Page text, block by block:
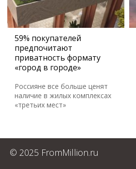
59% покупателей
предпочитают
приватность формату
«город в городе»
Россияне все больше ценят
наличие в жилых комплексах
«третьих мест»
© 2025 FromMillion.ru